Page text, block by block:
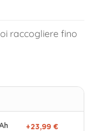
raccogliere fino
+23,99 €